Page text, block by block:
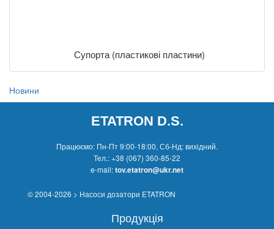
Супорта (пластикові пластини)
Новини
ETATRON D.S.
Працюємо: Пн-Пт 9:00-18:00, Сб-Нд: вихідний.
Тел.:+38 (067) 360-85-22
e-mail:tov.etatron@ukr.net
© 2004-2026 > Насоси дозатори ETATRON
Продукція